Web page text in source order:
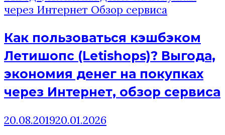
Как пользоваться кэшбэком
Летишопс (Letishops)? Выгода,
экономия денег на покупках
через Интернет, обзор сервиса
20.08.201920.01.2026